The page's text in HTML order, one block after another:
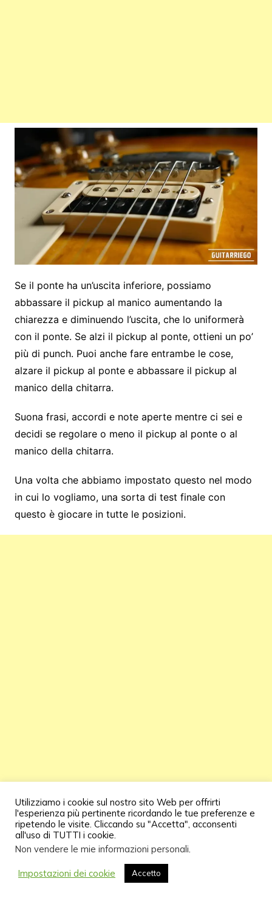
Se il ponte ha un’uscita inferiore, possiamo
abbassare il pickup al manico aumentando la
chiarezza e diminuendo l’uscita, che lo uniformerà
con il ponte. Se alzi il pickup al ponte, ottieni un po’
più di punch. Puoi anche fare entrambe le cose,
alzare il pickup al ponte e abbassare il pickup al
manico della chitarra.
Suona frasi, accordi e note aperte mentre ci sei e
decidi se regolare o meno il pickup al ponte o al
manico della chitarra.
Una volta che abbiamo impostato questo nel modo
in cui lo vogliamo, una sorta di test finale con
questo è giocare in tutte le posizioni.
Regolazione della posizione
Utilizziamo i cookie sul nostro sito Web per offrirti
l'esperienza più pertinente ricordando le tue preferenze e
ripetendo le visite. Cliccando su "Accetta", acconsenti
all'uso di TUTTI i cookie.
Non vendere le mie informazioni personali.
Impostazioni dei cookie Accetto